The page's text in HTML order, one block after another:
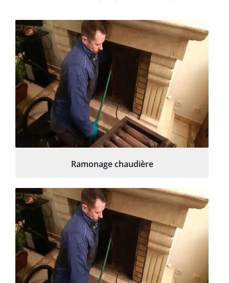
Ramonage chaudière